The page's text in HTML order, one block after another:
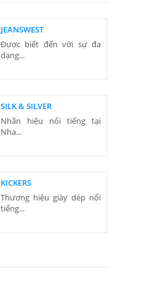
JEANSWEST
Được biết đến với sự đa
dạng...
SILK & SILVER
Nhãn hiệu nổi tiếng tại
Nha...
KICKERS
Thương hiệu giày dép nổi
tiếng...